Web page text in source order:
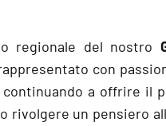
regionale del nostro
con
a offrire il
rivolgere un pensiero